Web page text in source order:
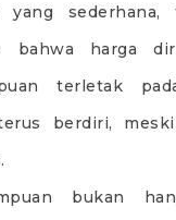
yang sederhana,
bahwa harga
terletak
berdiri,
bukan